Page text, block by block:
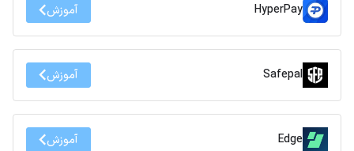
HyperPay آموزش
Safepal آموزش
Edge آموزش